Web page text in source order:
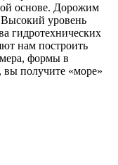
основе. Дорожим
уровень
гидротехнических
нам построить
формы в
получите «море»